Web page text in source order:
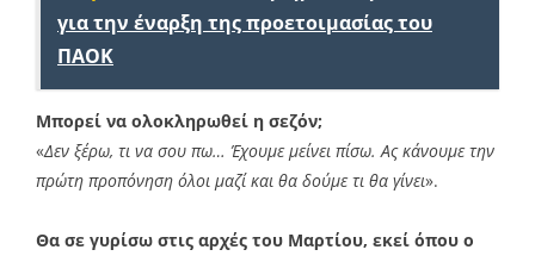
για την έναρξη της προετοιμασίας του
ΠΑΟΚ
Μπορεί να ολοκληρωθεί η σεζόν;
«Δεν ξέρω, τι να σου πω… Έχουμε μείνει πίσω. Ας κάνουμε την
πρώτη προπόνηση όλοι μαζί και θα δούμε τι θα γίνει».
Θα σε γυρίσω στις αρχές του Μαρτίου, εκεί όπου ο